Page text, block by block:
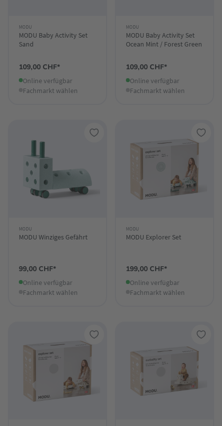
MODU
MODU Baby Activity Set
Sand
109,00 CHF*
Online verfügbar
Fachmarkt wählen
MODU
MODU Baby Activity Set
Ocean Mint / Forest Green
109,00 CHF*
Online verfügbar
Fachmarkt wählen
MODU
MODU Winziges Gefährt
99,00 CHF*
Online verfügbar
Fachmarkt wählen
MODU
MODU Explorer Set
199,00 CHF*
Online verfügbar
Fachmarkt wählen